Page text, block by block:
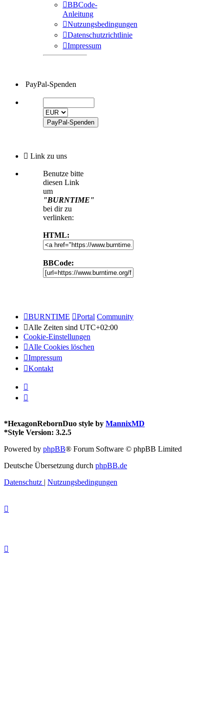
BBCode-
Anleitung
Nutzungsbedingungen
Datenschutzrichtlinie
Impressum
PayPal-Spenden
Link zu uns
Benutze bitte
diesen Link
um
"BURNTIME"
bei dir zu
verlinken:
HTML:
BBCode:
BURNTIME Portal Community
Alle Zeiten sind UTC+02:00
Cookie-Einstellungen
Alle Cookies löschen
Impressum
Kontakt
*HexagonRebornDuo style by MannixMD
*Style Version: 3.2.5
Powered by phpBB® Forum Software © phpBB Limited
Deutsche Übersetzung durch phpBB.de
Datenschutz | Nutzungsbedingungen